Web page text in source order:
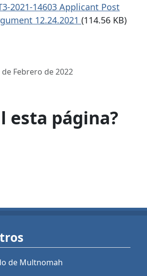
2021-14603 Applicant Post
12.24.2021 (114.56 KB)
Febrero de 2022
esta página?
de Multnomah